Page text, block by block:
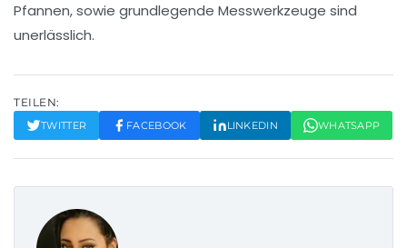
Pfannen, sowie grundlegende Messwerkzeuge sind
unerlässlich.
TEILEN:
TWITTER FACEBOOK LINKEDIN WHATSAPP